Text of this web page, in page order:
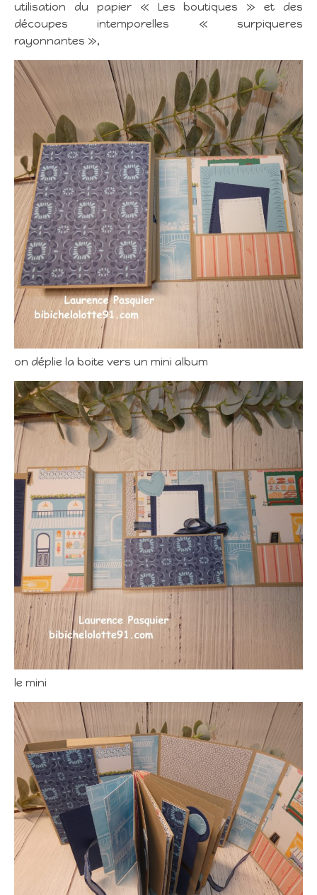
utilisation du papier « Les boutiques » et des
découpes intemporelles « surpiqueres
rayonnantes »,
on déplie la boite vers un mini album
le mini